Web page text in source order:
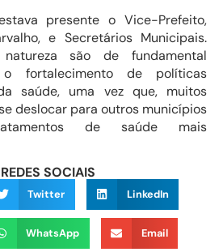
presente o Vice-Prefeito,
e Secretários Municipais.
são de fundamental
fortalecimento de políticas
saúde, uma vez que, muitos
deslocar para outros municípios
de saúde mais
SOCIAIS
Twitter LinkedIn
WhatsApp Email